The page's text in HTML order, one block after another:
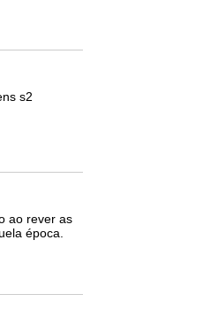
s2
ao rever as
época.